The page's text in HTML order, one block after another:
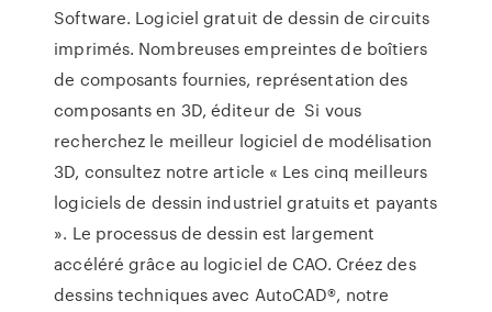
Software. Logiciel gratuit de dessin de circuits
imprimés. Nombreuses empreintes de boîtiers
de composants fournies, représentation des
composants en 3D, éditeur de Si vous
recherchez le meilleur logiciel de modélisation
3D, consultez notre article « Les cinq meilleurs
logiciels de dessin industriel gratuits et payants
». Le processus de dessin est largement
accéléré grâce au logiciel de CAO. Créez des
dessins techniques avec AutoCAD®, notre